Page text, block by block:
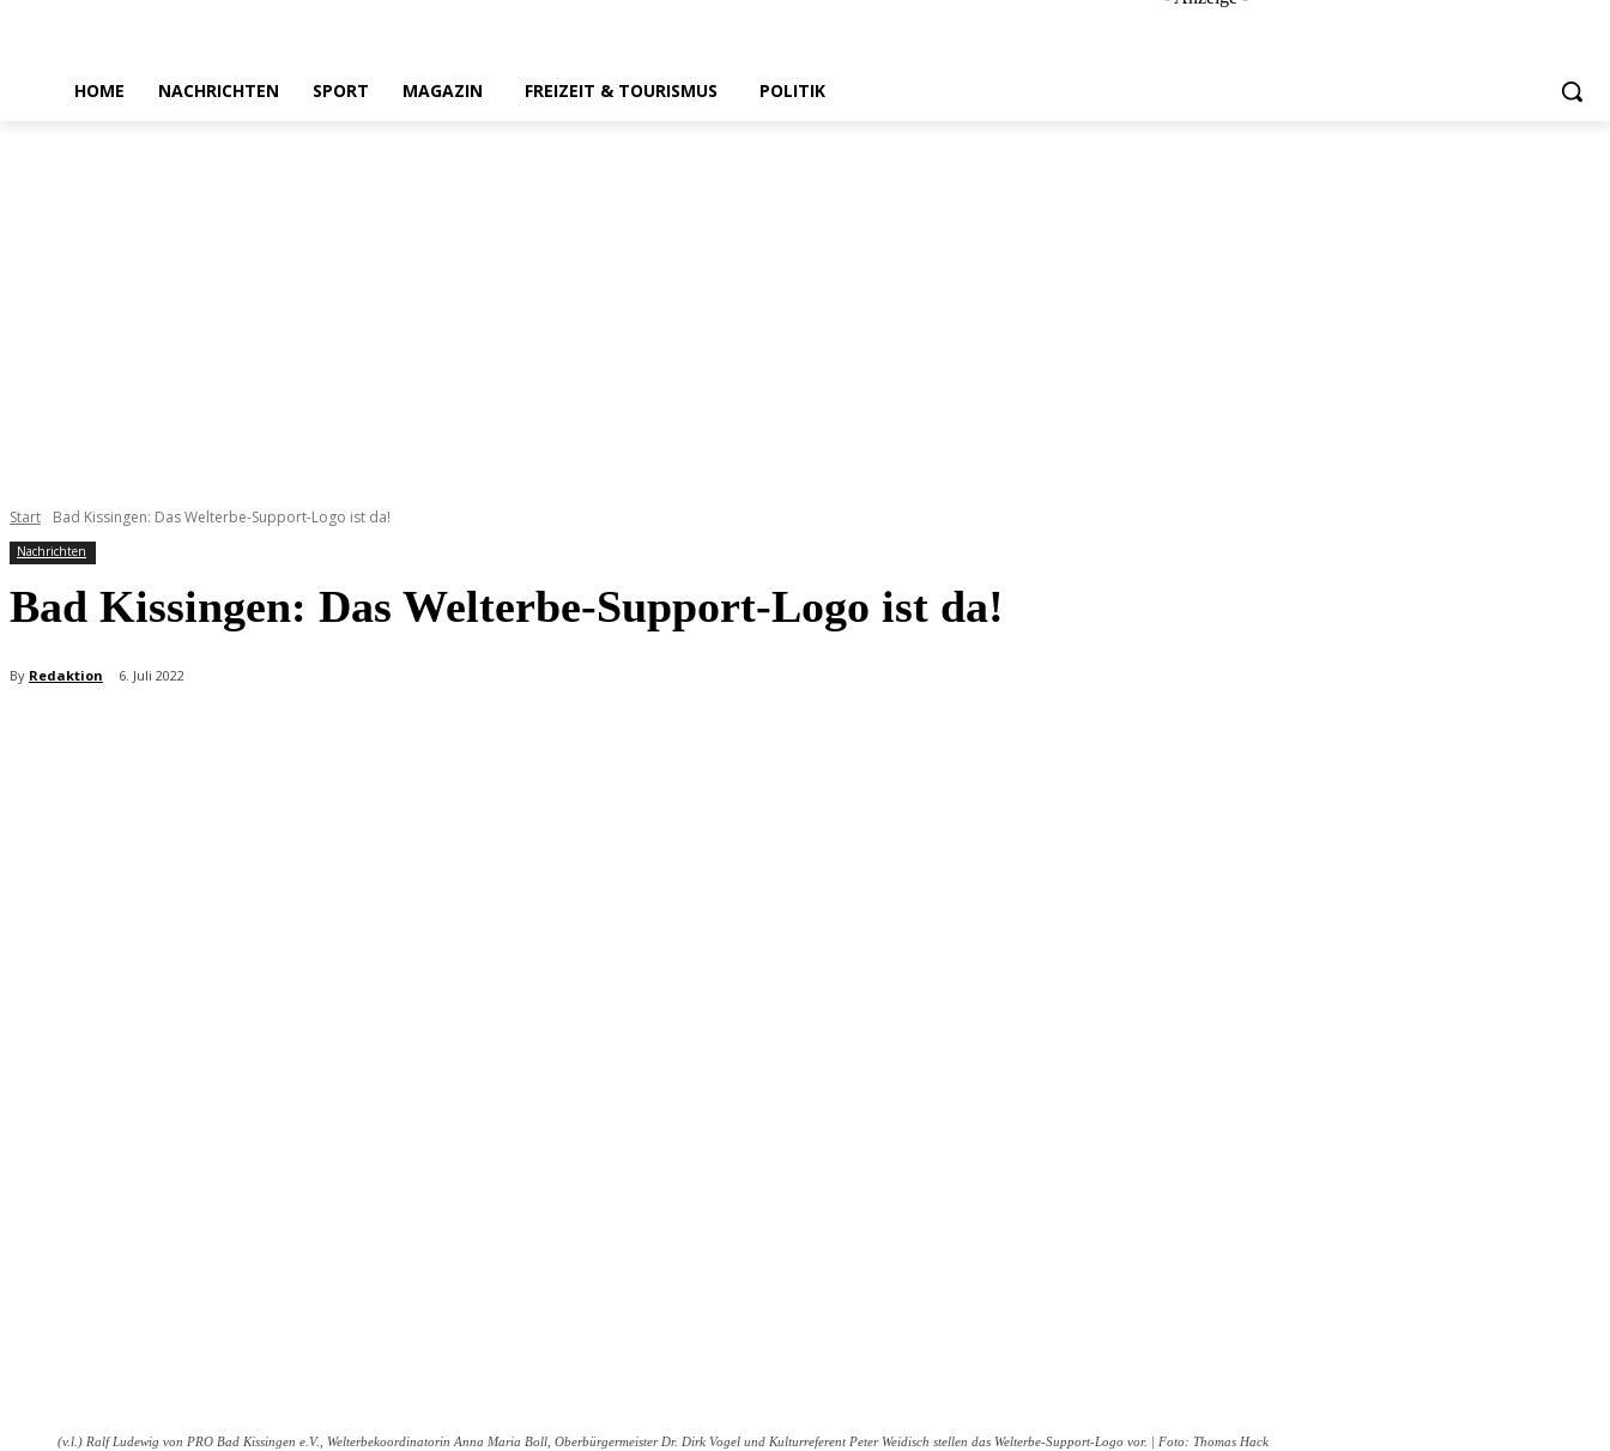
HOME NACHRICHTEN SPORT MAGAZIN FREIZEIT & TOURISMUS POLITIK
Start Bad Kissingen: Das Welterbe-Support-Logo ist da!
Nachrichten
Bad Kissingen: Das Welterbe-Support-Logo ist da!
By Redaktion 6. Juli 2022
(v.l.) Ralf Ludewig von PRO Bad Kissingen e.V., Welterbekoordinatorin Anna Maria Boll, Oberbürgermeister Dr. Dirk Vogel und Kulturreferent Peter Weidisch stellen das Welterbe-Support-Logo vor. | Foto: Thomas Hack